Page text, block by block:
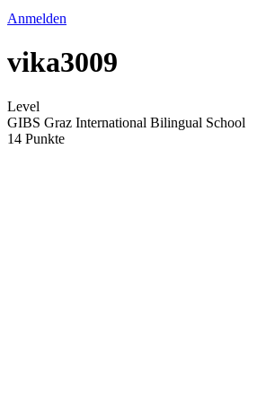
Anmelden
vika3009
Level
GIBS Graz International Bilingual School
14 Punkte